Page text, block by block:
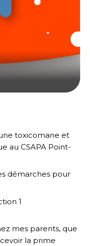
toxicomane et
au CSAPA Point-
démarches pour
1
mes parents, que
la prime